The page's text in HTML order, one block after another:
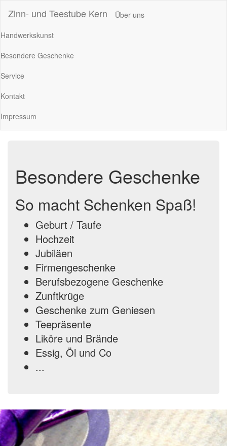
Zinn- und Teestube Kern
Über uns
Handwerkskunst
Besondere Geschenke
Service
Kontakt
Impressum
Besondere Geschenke
So macht Schenken Spaß!
Geburt / Taufe
Hochzeit
Jubiläen
Firmengeschenke
Berufsbezogene Geschenke
Zunftkrüge
Geschenke zum Geniesen
Teepräsente
Liköre und Brände
Essig, Öl und Co
...